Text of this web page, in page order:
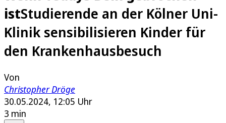
istStudierende an der Kölner Uni-
Klinik sensibilisieren Kinder für
den Krankenhausbesuch
Von
Christopher Dröge
30.05.2024, 12:05 Uhr
3 min